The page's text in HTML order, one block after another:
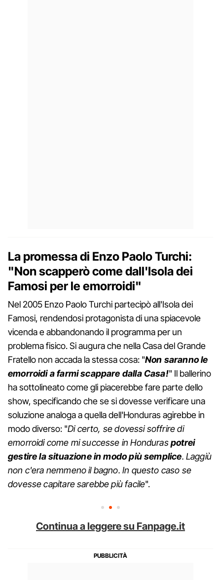
La promessa di Enzo Paolo Turchi:
"Non scapperò come dall'Isola dei
Famosi per le emorroidi"
Nel 2005 Enzo Paolo Turchi partecipò all'Isola dei
Famosi, rendendosi protagonista di una spiacevole
vicenda e abbandonando il programma per un
problema fisico. Si augura che nella Casa del Grande
Fratello non accada la stessa cosa: "Non saranno le
emorroidi a farmi scappare dalla Casa!" Il ballerino
ha sottolineato come gli piacerebbe fare parte dello
show, specificando che se si dovesse verificare una
soluzione analoga a quella dell'Honduras agirebbe in
modo diverso: "Di certo, se dovessi soffrire di
emorroidi come mi successe in Honduraspotrei
gestire la situazione in modo più semplice. Laggiù
non c'era nemmeno il bagno. In questo caso se
dovesse capitare sarebbe più facile".
Continua a leggere su Fanpage.it